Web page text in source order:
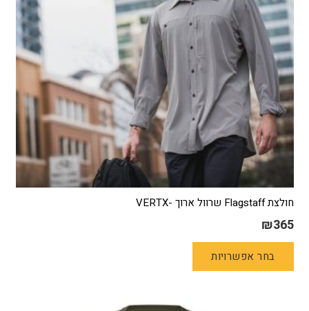
בעמוד
המוצר
חולצת Flagstaff שרוול ארוך -VERTX
₪365
בחר אפשרויות